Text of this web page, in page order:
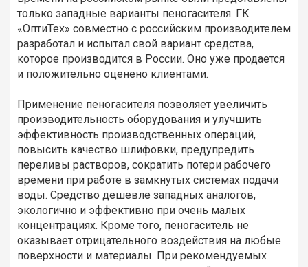
только западные варианты пеногасителя. ГК
«ОптиТех» совместно с российским производителем
разработал и испытал свой вариант средства,
которое производится в России. Оно уже продается
и положительно оценено клиентами.
Применение пеногасителя позволяет увеличить
производительность оборудования и улучшить
эффективность производственных операций,
повысить качество шлифовки, предупредить
переливы растворов, сократить потери рабочего
времени при работе в замкнутых системах подачи
воды. Средство дешевле западных аналогов,
экологично и эффективно при очень малых
концентрациях. Кроме того, пеногаситель не
оказывает отрицательного воздействия на любые
поверхности и материалы. При рекомендуемых